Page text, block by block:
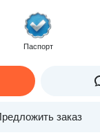
Паспорт
заказ